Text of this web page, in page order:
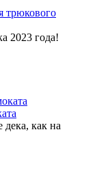
трюкового
2023 года!
дека, как на